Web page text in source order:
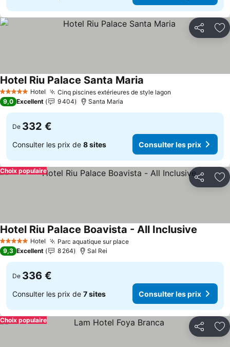
Partager
5 Étoiles Hotel Cinq piscines extérieures de style lagon
Hotel Riu Palace Santa Maria
9,0 Excellent 9 404 Santa Maria
De 332 €
Consulter les prix de 8 sites Consulter les prix
Partager
Choix populaire
5 Étoiles Hotel Parc aquatique sur placeConsulter les prix
Hotel Riu Palace Boavista - All Inclusive
9,3 Excellent 8 264 Sal Rei
De 336 €
Consulter les prix de 7 sites Consulter les prix
Partager
Choix populaire